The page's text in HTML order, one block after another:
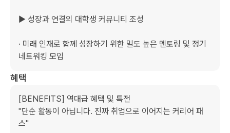
▶ 성장과 연결의 대학생 커뮤니티 조성
· 미래 인재로 함께 성장하기 위한 밀도 높은 멘토링 및 정기
네트워킹 모임
혜택
[BENEFITS] 역대급 혜택 및 특전
"단순 활동이 아닙니다. 진짜 취업으로 이어지는 커리어 패
스"